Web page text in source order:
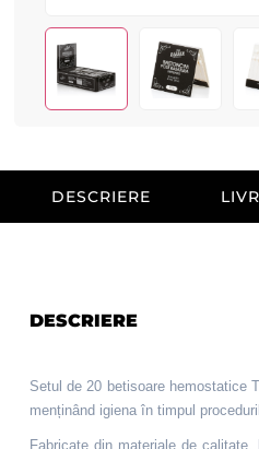
DESCRIERE
DESCRIERE
Setul de 20 betisoare hemostatice
menținând igiena în timpul
Fabricate din materiale de